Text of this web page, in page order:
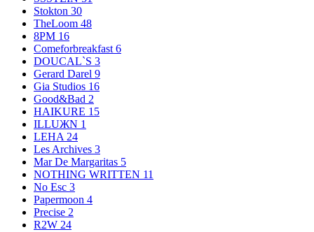
Stokton 30
TheLoom 48
8PM 16
Comeforbreakfast 6
DOUCAL`S 3
Gerard Darel 9
Gia Studios 16
Good&Bad 2
HAIKURE 15
ILLUЖN 1
LEHA 24
Les Archives 3
Mar De Margaritas 5
NOTHING WRITTEN 11
No Esc 3
Papermoon 4
Precise 2
R2W 24